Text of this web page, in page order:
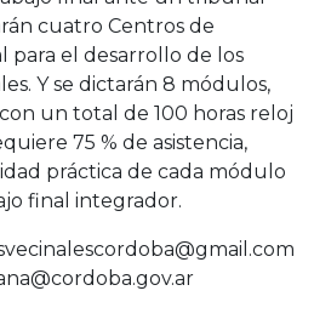
cuatro Centros de
para el desarrollo de los
Y se dictarán 8 módulos,
un total de 100 horas reloj
75 % de asistencia,
práctica de cada módulo
final integrador.